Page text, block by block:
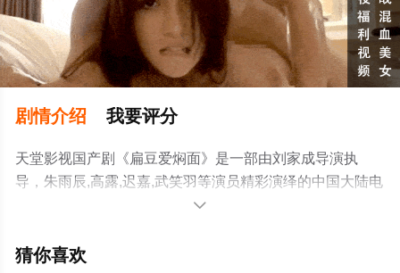
剧情介绍 我要评分
天堂影视国产剧《扁豆爱焖面》是一部由刘家成导演执
导，朱雨辰,高露,迟嘉,武笑羽等演员精彩演绎的中国大陆电
视剧，大结局剧情已揭晓（1-34全集），手机免费观看高
息可移步至豆瓣电视剧、电视猫或剧情网等平台了解。

猜你喜欢